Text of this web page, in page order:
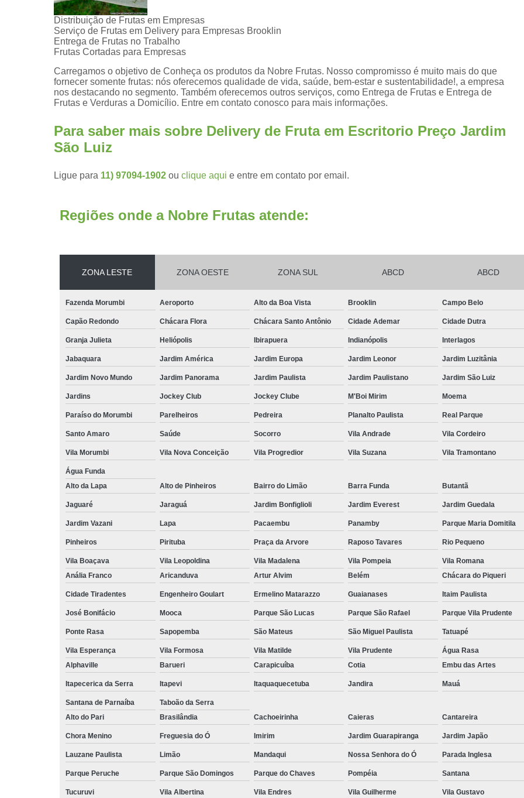
Delivery Frutas Cortadas
Frutas
Frutas Cortadas em Delivery
Frutas
Frutas Cortadas para Entregar
Fruta
Kit Lanche Empresarial
Kit
Kit Lanche Pronto
Kit Lanche Saudável
Frutas em Pote
Frutas Fatiadas em Pote
Frutas no Potinho
Frutas
Pote de Frutas para Vender
Pote de
Salada de Frutas no Pote
Salada de Fruta para Empresas
Salada de
Distribuição de Frutas em Empresas
Serviço de Frutas em Delivery para Empresas Brooklin
Entrega de Frutas no Trabalho
Frutas Cortadas para Empresas
Carregamos o objetivo de Conheça os produtos da Nobre Frutas. Nosso compromisso é muito mais do que
fornecer somente frutas: nós oferecemos qualidade de vida, saúde, bem-estar e sustentabilidade!, a empresa
nos destacando no segmento. Também oferecemos outros serviços, como Entrega de Frutas e Entrega de
Frutas e Verduras a Domicílio. Entre em contato conosco para mais informações.
Para saber mais sobre Delivery de Fruta em Escritorio Preço Jardim
São Luiz
Ligue para 11) 97094-1902 ou clique aqui e entre em contato por email.
Regiões onde a Nobre Frutas atende:
ZONA LESTE ZONA OESTE ZONA SUL ABCD ABCD
Fazenda Morumbi Aeroporto Alto da Boa Vista Brooklin Campo Belo
Capão Redondo Chácara Flora Chácara Santo Antônio Cidade Ademar Cidade Dutra
Granja Julieta Heliópolis Ibirapuera Indianópolis Interlagos
Jabaquara Jardim América Jardim Europa Jardim Leonor Jardim Luzitânia
Jardim Novo Mundo Jardim Panorama Jardim Paulista Jardim Paulistano Jardim São Luiz
Jardins Jockey Club Jockey Clube M'Boi Mirim Moema
Paraíso do Morumbi Parelheiros Pedreira Planalto Paulista Real Parque
Santo Amaro Saúde Socorro Vila Andrade Vila Cordeiro
Vila Morumbi Vila Nova Conceição Vila Progredior Vila Suzana Vila Tramontano
Água Funda
Alto da Lapa
Alto de Pinheiros Bairro do Limão Barra Funda Butantã
Jaguaré Jaraguá Jardim Bonfiglioli Jardim Everest Jardim Guedala
Jardim Vazani Lapa Pacaembu Panamby Parque Maria Domitila
Pinheiros Pirituba Praça da Arvore Raposo Tavares Rio Pequeno
Vila Boaçava Vila Leopoldina Vila Madalena Vila Pompeia Vila Romana
Anália Franco
Aricanduva Artur Alvim Belém Chácara do Piqueri
Cidade Tiradentes Engenheiro Goulart Ermelino Matarazzo Guaianases Itaim Paulista
José Bonifácio Mooca Parque São Lucas Parque São Rafael Parque Vila Prudente
Ponte Rasa Sapopemba São Mateus São Miguel Paulista Tatuapé
Vila Esperança Vila Formosa Vila Matilde Vila Prudente
Água Rasa
Alphaville
Barueri Carapicuíba Cotia Embu das Artes
Itapecerica da Serra Itapevi Itaquaquecetuba Jandira Mauá
Santana de Parnaíba
Taboão da Serra
Alto do Pari
Brasilândia Cachoeirinha Caieras Cantareira
Chora Menino Freguesia do Ó Imirim Jardim Guarapiranga Jardim Japão
Lauzane Paulista Limão Mandaqui Nossa Senhora do Ó Parada Inglesa
Parque Peruche Parque São Domingos Parque do Chaves Pompéia Santana
Tucuruvi Vila Albertina Vila Endres Vila Guilherme Vila Gustavo